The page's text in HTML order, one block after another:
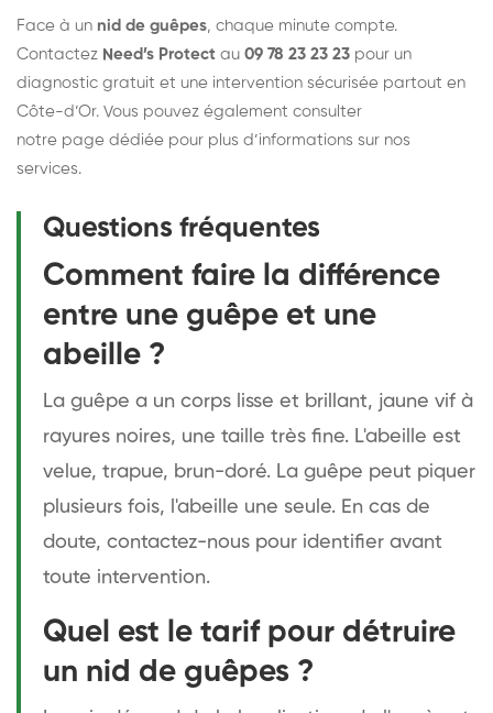
Face à un nid de guêpes, chaque minute compte.
Contactez Need’s Protect au 09 78 23 23 23 pour un
diagnostic gratuit et une intervention sécurisée partout en
Côte-d’Or. Vous pouvez également consulter
notre page dédiée pour plus d’informations sur nos
services.
Questions fréquentes
Comment faire la différence
entre une guêpe et une
abeille ?
La guêpe a un corps lisse et brillant, jaune vif à
rayures noires, une taille très fine. L'abeille est
velue, trapue, brun-doré. La guêpe peut piquer
plusieurs fois, l'abeille une seule. En cas de
doute, contactez-nous pour identifier avant
toute intervention.
Quel est le tarif pour détruire
un nid de guêpes ?